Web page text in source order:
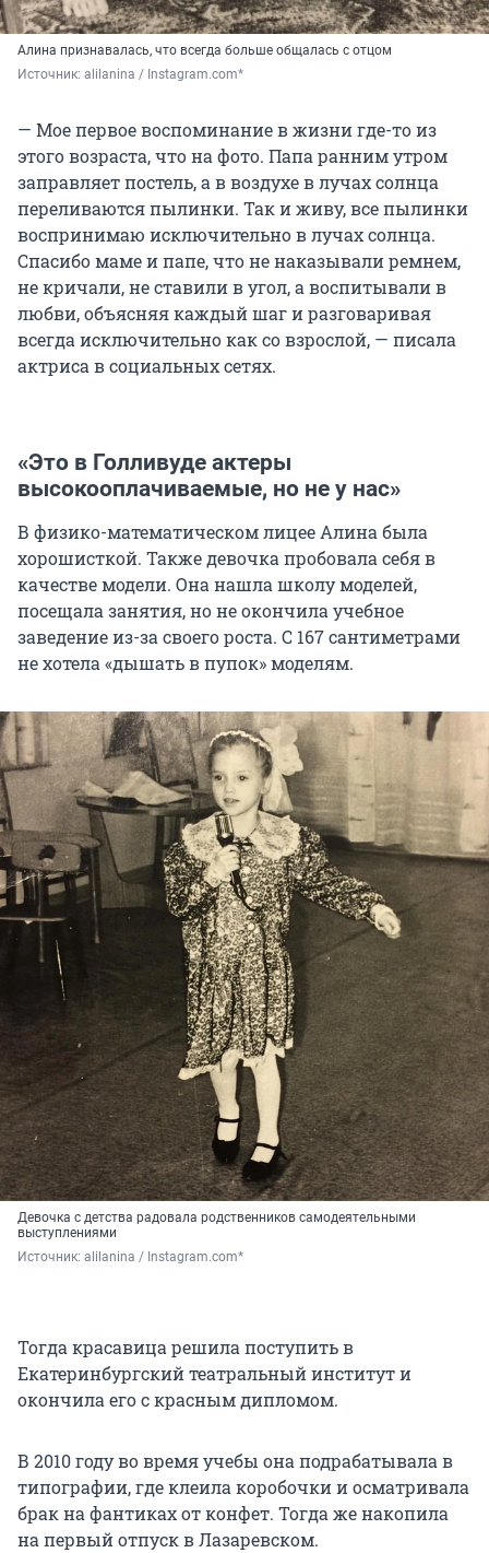
Алина признавалась, что всегда больше общалась с отцом
Источник: alilanina / Instagram.com*
— Мое первое воспоминание в жизни где-то из
этого возраста, что на фото. Папа ранним утром
заправляет постель, а в воздухе в лучах солнца
переливаются пылинки. Так и живу, все пылинки
воспринимаю исключительно в лучах солнца.
Спасибо маме и папе, что не наказывали ремнем,
не кричали, не ставили в угол, а воспитывали в
любви, объясняя каждый шаг и разговаривая
всегда исключительно как со взрослой, — писала
актриса в социальных сетях.
«Это в Голливуде актеры
высокооплачиваемые, но не у нас»
В физико-математическом лицее Алина была
хорошисткой. Также девочка пробовала себя в
качестве модели. Она нашла школу моделей,
посещала занятия, но не окончила учебное
заведение из-за своего роста. С 167 сантиметрами
не хотела «дышать в пупок» моделям.
Девочка с детства радовала родственников самодеятельными
выступлениями
Источник: alilanina / Instagram.com*
Тогда красавица решила поступить в
Екатеринбургский театральный институт и
окончила его с красным дипломом.
В 2010 году во время учебы она подрабатывала в
типографии, где клеила коробочки и осматривала
брак на фантиках от конфет. Тогда же накопила
на первый отпуск в Лазаревском.